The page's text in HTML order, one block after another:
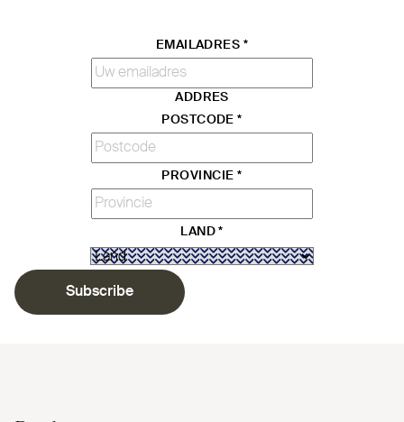
EMAILADRES *
ADDRES
POSTCODE*
PROVINCIE*
LAND*
Subscribe